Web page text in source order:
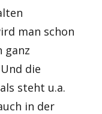
man schon
ganz
die
steht u.a.
in der